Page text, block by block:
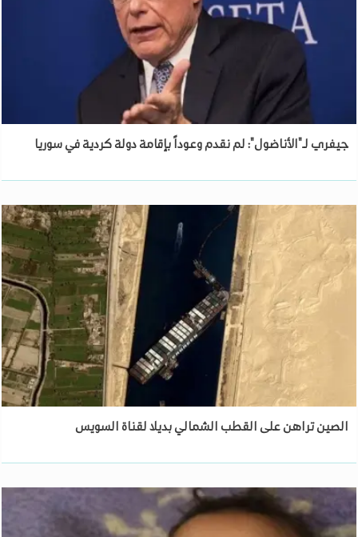
جيفري لـ"الأناضول": لم نقدم وعوداً بإقامة دولة كردية في سوريا
الصين تراهن على القطب الشمالي بديلا لقناة السويس